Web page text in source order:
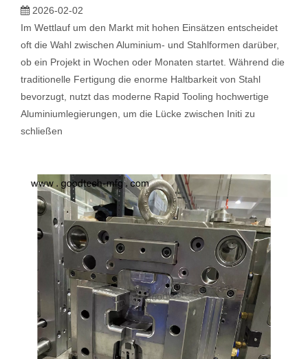
2026-02-02
Im Wettlauf um den Markt mit hohen Einsätzen entscheidet
oft die Wahl zwischen Aluminium- und Stahlformen darüber,
ob ein Projekt in Wochen oder Monaten startet. Während die
traditionelle Fertigung die enorme Haltbarkeit von Stahl
bevorzugt, nutzt das moderne Rapid Tooling hochwertige
Aluminiumlegierungen, um die Lücke zwischen Initi zu
schließen